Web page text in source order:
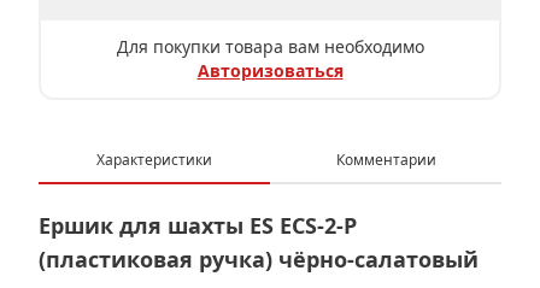
Для покупки товара вам необходимо
Авторизоваться
Характеристики Комментарии
Ершик для шахты ES ECS-2-P
(пластиковая ручка) чёрно-салатовый